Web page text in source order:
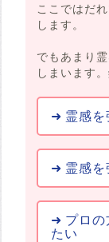
ここではだ
します。
でもあまり
しまいます
霊感を
霊感
プロ
たい